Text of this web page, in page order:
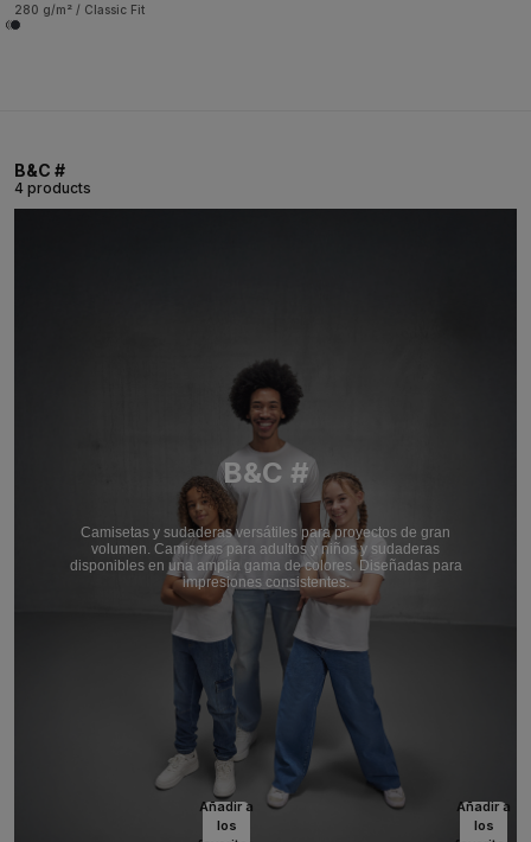
280 g/m² / Classic Fit
B&C #
4 products
B&C #
Camisetas y sudaderas versátiles para proyectos de gran
volumen. Camisetas para adultos y niños y sudaderas
disponibles en una amplia gama de colores. Diseñadas para
impresiones consistentes.
Añadir a
los
Añadir a
los